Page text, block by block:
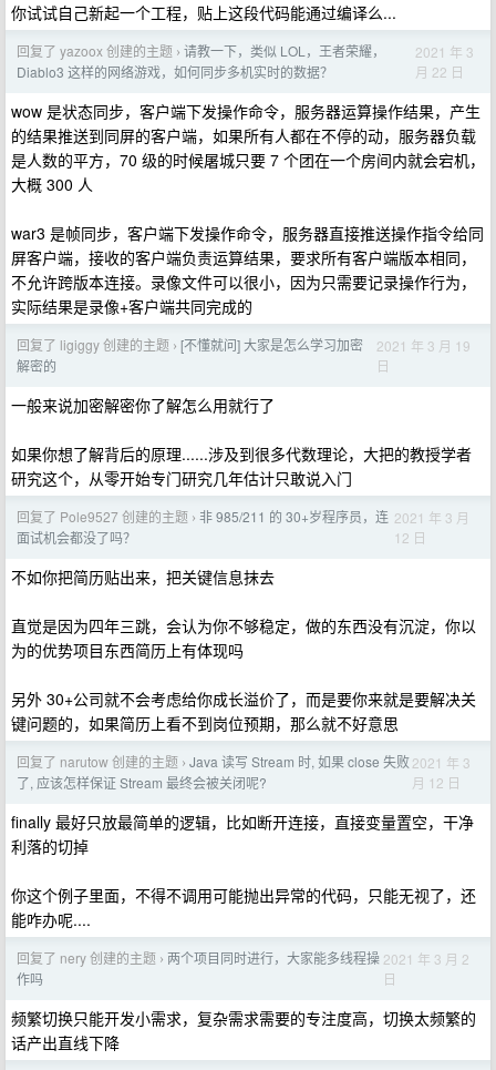
你试试自己新起一个工程，贴上这段代码能通过编译么...
回复了 yazoox 创建的主题 › 请教一下，类似 LOL，王者荣耀，
Diablo3 这样的网络游戏，如何同步多机实时的数据？
2021 年 3
月 22 日
wow 是状态同步，客户端下发操作命令，服务器运算操作结果，产生
的结果推送到同屏的客户端，如果所有人都在不停的动，服务器负载
是人数的平方，70 级的时候屠城只要 7 个团在一个房间内就会宕机，
大概 300 人
war3 是帧同步，客户端下发操作命令，服务器直接推送操作指令给同
屏客户端，接收的客户端负责运算结果，要求所有客户端版本相同，
不允许跨版本连接。录像文件可以很小，因为只需要记录操作行为，
实际结果是录像+客户端共同完成的
回复了 ligiggy 创建的主题 › [不懂就问] 大家是怎么学习加密
解密的
2021 年 3 月 19
日
一般来说加密解密你了解怎么用就行了
如果你想了解背后的原理......涉及到很多代数理论，大把的教授学者
研究这个，从零开始专门研究几年估计只敢说入门
回复了 Pole9527 创建的主题 › 非 985/211 的 30+岁程序员，连
面试机会都没了吗？
2021 年 3 月
12 日
不如你把简历贴出来，把关键信息抹去
直觉是因为四年三跳，会认为你不够稳定，做的东西没有沉淀，你以
为的优势项目东西简历上有体现吗
另外 30+公司就不会考虑给你成长溢价了，而是要你来就是要解决关
键问题的，如果简历上看不到岗位预期，那么就不好意思
回复了 narutow 创建的主题 › Java 读写 Stream 时, 如果 close 失败
了, 应该怎样保证 Stream 最终会被关闭呢?
2021 年 3
月 12 日
finally 最好只放最简单的逻辑，比如断开连接，直接变量置空，干净
利落的切掉
你这个例子里面，不得不调用可能抛出异常的代码，只能无视了，还
能咋办呢....
回复了 nery 创建的主题 › 两个项目同时进行，大家能多线程操
作吗
2021 年 3 月 2
日
频繁切换只能开发小需求，复杂需求需要的专注度高，切换太频繁的
话产出直线下降